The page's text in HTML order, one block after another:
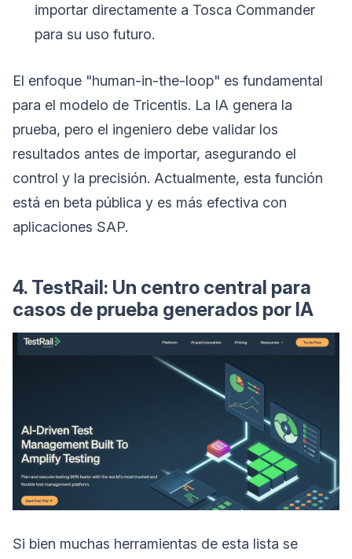
importar directamente a Tosca Commander
para su uso futuro.
El enfoque "human-in-the-loop" es fundamental
para el modelo de Tricentis. La IA genera la
prueba, pero el ingeniero debe validar los
resultados antes de importar, asegurando el
control y la precisión. Actualmente, esta función
está en beta pública y es más efectiva con
aplicaciones SAP.
4. TestRail: Un centro central para
casos de prueba generados por IA
Si bien muchas herramientas de esta lista se